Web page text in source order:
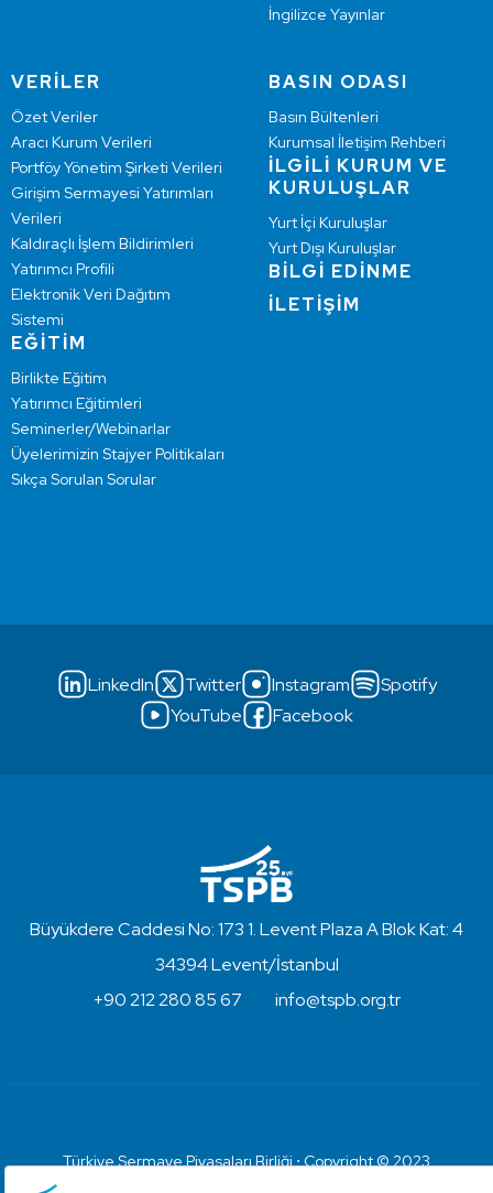
İngilizce Yayınlar
VERİLER
Özet Veriler
Aracı Kurum Verileri
Portföy Yönetim Şirketi Verileri
Girişim Sermayesi Yatırımları
Verileri
Kaldıraçlı İşlem Bildirimleri
Yatırımcı Profili
Elektronik Veri Dağıtım
Sistemi
EĞİTİM
Birlikte Eğitim
Yatırımcı Eğitimleri
Seminerler/Webinarlar
Üyelerimizin Stajyer Politikaları
Sıkça Sorulan Sorular
BASIN ODASI
Basın Bültenleri
Kurumsal İletişim Rehberi
İLGİLİ KURUM VE
KURULUŞLAR
Yurt İçi Kuruluşlar
Yurt Dışı Kuruluşlar
BİLGİ EDİNME
İLETİŞİM
LinkedIn Twitter Instagram
Spotify
YouTube
Facebook
Büyükdere Caddesi No: 173 1. Levent Plaza A Blok Kat: 4
34394 Levent/İstanbul
+90 212 280 85 67
info@tspb.org.tr
Türkiye Sermaye Piyasaları Birliği ⋅ Copyright © 2023